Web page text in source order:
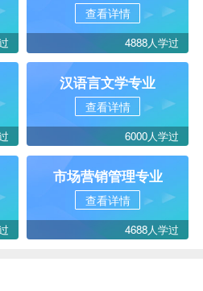
查看详情
4888人学过
汉语言文学专业
查看详情
6000人学过
市场营销管理专业
查看详情
4688人学过